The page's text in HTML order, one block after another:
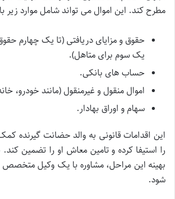
مطرح کند. این اموال می تواند شامل موارد زیر
حقوق و مزایای دریافتی (تا یک چهارم
یک سوم برای متاهل).
حساب های بانکی.
اموال منقول و غیرمنقول (مانند خودرو،
سهام و اوراق بهادار.
این اقدامات قانونی به والد حضانت گیرنده
را استیفا کرده و تامین معاش او را تضمین
بهینه این مراحل، مشاوره با یک وکیل متخصص
شود.